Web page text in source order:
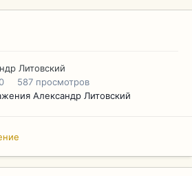
Литовский
587 просмотров
Александр Литовский